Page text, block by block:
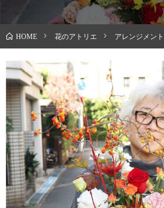
HOME 花のアトリエ アレンジメント